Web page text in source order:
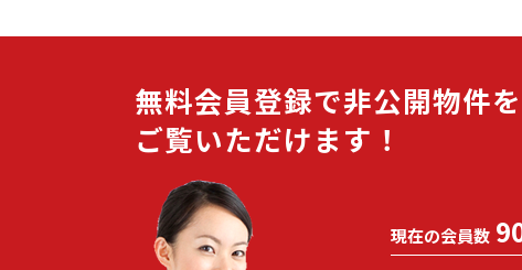
無料会員登録で非公開物件を
ご覧いただけます！
現在の会員数